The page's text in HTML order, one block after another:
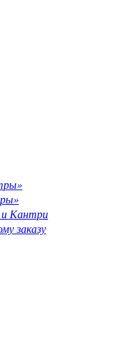
и Кантри
заказу